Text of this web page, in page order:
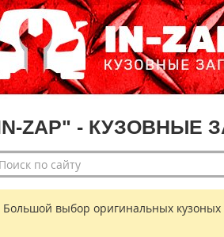
ZAP" - КУЗОВНЫЕ
Большой выбор оригинальных кузоных